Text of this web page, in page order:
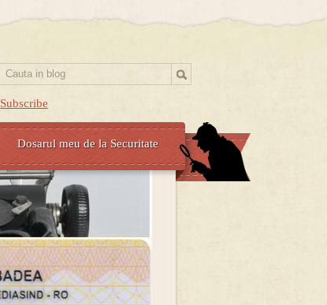
Subscribe
Dosarul meu de la Securitate